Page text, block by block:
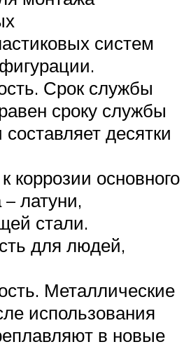
систем
Срок службы
сроку службы
десятки
коррозии основного
латуни,
стали.
для людей,
Металлические
использования
в новые